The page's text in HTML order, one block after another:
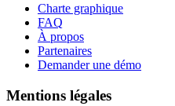
Charte graphique
FAQ
À propos
Partenaires
Demander une démo
Mentions légales